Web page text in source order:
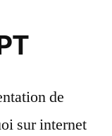
de
sur internet